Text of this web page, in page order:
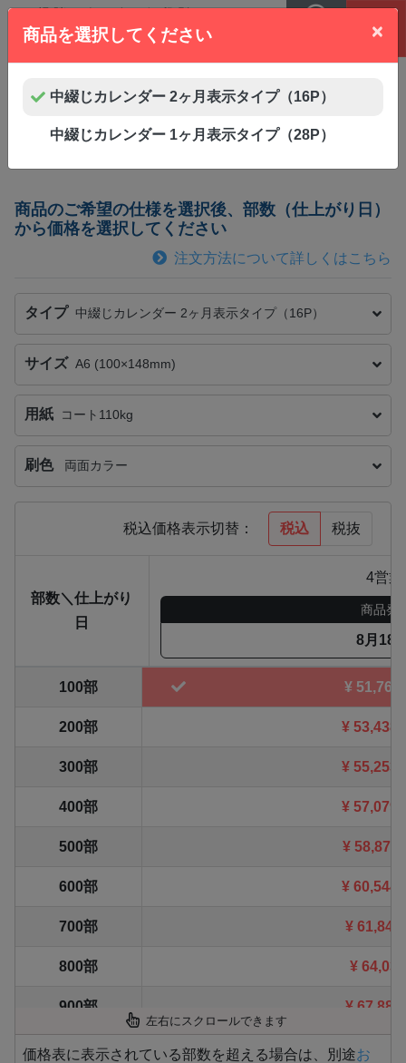
MENU
タイプ（16P）の印刷料金表・仕様選択
商品のご希望の仕様を選択後、部数（仕上がり日）
から価格を選択してください
注文方法について詳しくはこちら
タイプ 中綴じカレンダー 2ヶ月表示タイプ（16P）
商品を選択してください ×
中綴じカレンダー 2ヶ月表示タイプ（16P）
中綴じカレンダー 1ヶ月表示タイプ（28P）
サイズ A6 (100×148mm)
用紙 コート110kg
刷色 両面カラー
税込価格表示切替： 税込 税抜
部数＼仕上がり
日
4営
商品発
8月18
100部 ¥ 51,766
200部 ¥ 53,438
300部 ¥ 55,253
400部 ¥ 57,079
500部 ¥ 58,872
600部 ¥ 60,544
700部 ¥ 61,842
800部 ¥ 64,031
900部 ¥ 67,881
1,000部 ¥ 71,291
左右にスクロールできます
価格表に表示されている部数を超える場合は、別途お